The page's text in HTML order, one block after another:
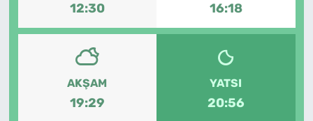
12:30 16:18
AKŞAM
19:29
YATSI
20:56